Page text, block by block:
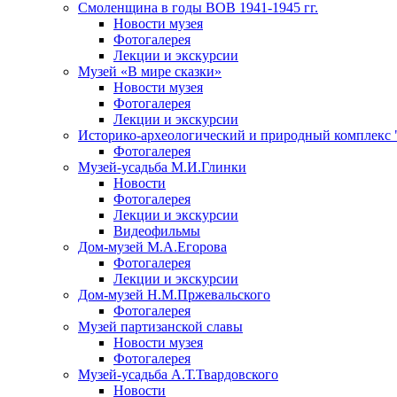
Смоленщина в годы ВОВ 1941-1945 гг.
Новости музея
Фотогалерея
Лекции и экскурсии
Музей «В мире сказки»
Новости музея
Фотогалерея
Лекции и экскурсии
Историко-археологический и природный комплекс
Фотогалерея
Музей-усадьба М.И.Глинки
Новости
Фотогалерея
Лекции и экскурсии
Видеофильмы
Дом-музей М.А.Егорова
Фотогалерея
Лекции и экскурсии
Дом-музей Н.М.Пржевальского
Фотогалерея
Музей партизанской славы
Новости музея
Фотогалерея
Музей-усадьба А.Т.Твардовского
Новости